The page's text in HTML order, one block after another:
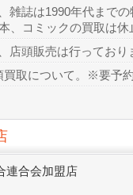
雑誌は1990年代までの
、コミックの買取は休
店頭販売は行っており
買取について。※要予約
連合会加盟店